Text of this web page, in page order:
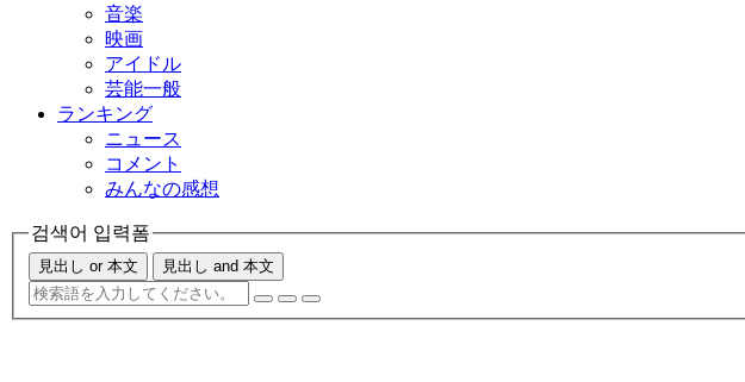
音楽
映画
アイドル
芸能一般
ランキング
ニュース
コメント
みんなの感想
검색어 입력폼
見出し or 本文 見出し and 本文